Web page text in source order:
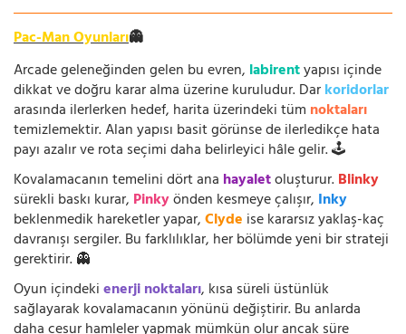
Pac-Man Oyunları👻
Arcade geleneğinden gelen bu evren, labirentyapısı içinde
dikkat ve doğru karar alma üzerine kuruludur. Darkoridorlar
arasında ilerlerken hedef, harita üzerindeki tüm noktaları
temizlemektir. Alan yapısı basit görünse de ilerledikçe hata
payı azalır ve rota seçimi daha belirleyici hâle gelir. 🕹️
Kovalamacanın temelini dört ana hayaletoluşturur.Blinky
sürekli baskı kurar, Pinkyönden kesmeye çalışır, Inky
beklenmedik hareketler yapar,Clyde ise kararsız yaklaş-kaç
davranışı sergiler. Bu farklılıklar, her bölümde yeni bir strateji
gerektirir. 👻
Oyun içindekienerji noktaları, kısa süreli üstünlük
sağlayarak kovalamacanın yönünü değiştirir. Bu anlarda